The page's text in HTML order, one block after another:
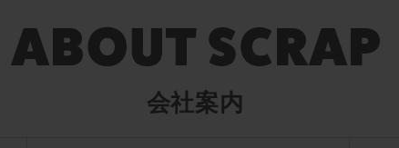
会社案内